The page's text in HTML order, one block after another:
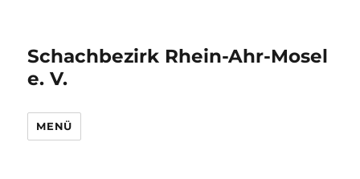
Schachbezirk Rhein-Ahr-Mosel
e. V.
MENÜ